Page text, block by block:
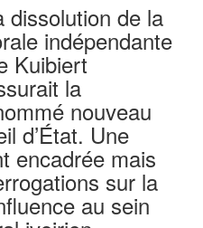
dissolution de la
indépendante
Kuibiert
la
nouveau
d’État. Une
encadrée mais
sur la
au sein